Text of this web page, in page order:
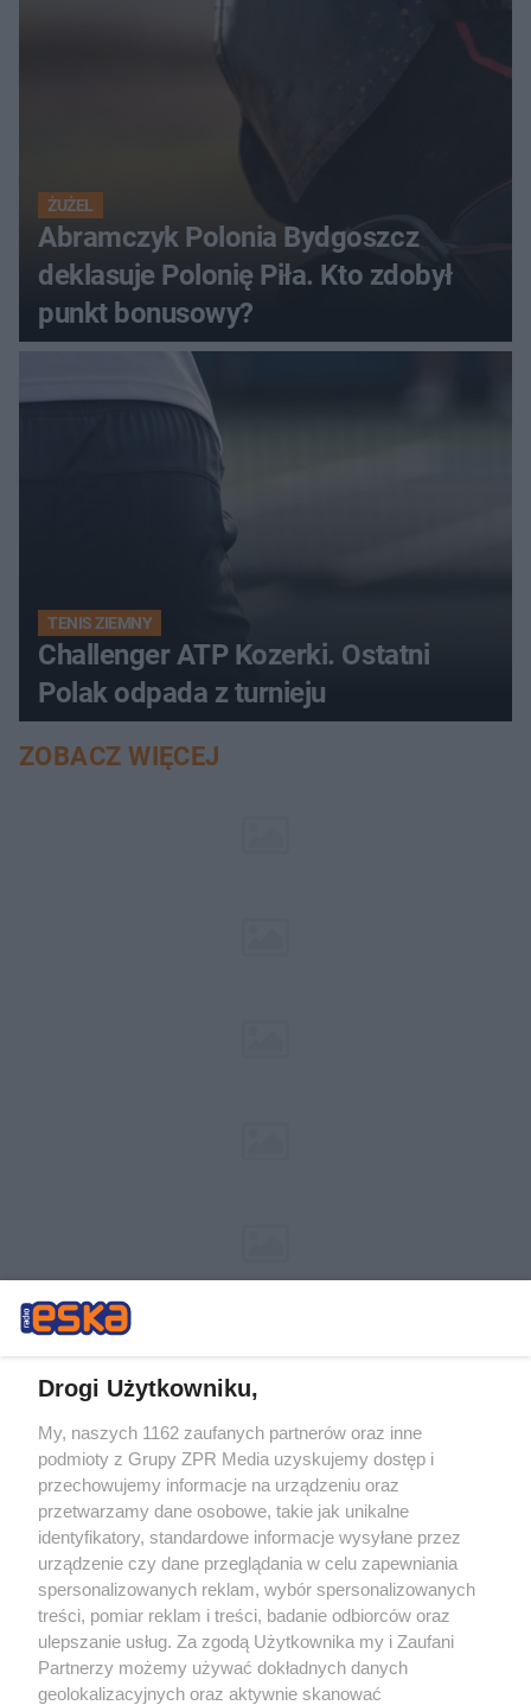
ŻUŻEL
Abramczyk Polonia Bydgoszcz
deklasuje Polonię Piła. Kto zdobył
punkt bonusowy?
TENIS ZIEMNY
Challenger ATP Kozerki. Ostatni
Polak odpada z turnieju
ZOBACZ WIĘCEJ
Żaden utwór zamieszczony w serwisie nie może być powielany i
rozpowszechniany lub dalej rozpowszechniany w jakikolwiek sposób (w
tym także elektroniczny lub mechaniczny) na jakimkolwiek polu
eksploatacji w jakiejkolwiek formie, włącznie z umieszczaniem w
Internecie bez pisemnej zgody właściciela praw. Jakiekolwiek użycie lub
wykorzystanie utworów w całości lub w części z naruszeniem prawa,
tzn. bez właściwej zgody, jest zabronione pod groźbą kary i może być
ścigane prawnie.
Drogi Użytkowniku,
My, naszych 1162 zaufanych partnerów oraz inne
podmioty z Grupy ZPR Media uzyskujemy dostęp i
przechowujemy informacje na urządzeniu oraz
przetwarzamy dane osobowe, takie jak unikalne
identyfikatory, standardowe informacje wysyłane przez
urządzenie czy dane przeglądania w celu zapewniania
spersonalizowanych reklam, wybór spersonalizowanych
treści, pomiar reklam i treści, badanie odbiorców oraz
ulepszanie usług. Za zgodą Użytkownika my i Zaufani
Partnerzy możemy używać dokładnych danych
geolokalizacyjnych oraz aktywnie skanować